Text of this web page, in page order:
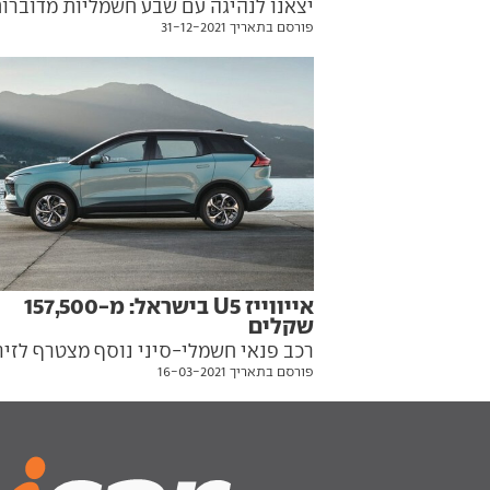
יצאנו לנהיגה עם שבע חשמליות
הגיעה הכי רחוק, וכמה הן הצליחו לנסוע
אחרי שהזהירו שאזלה הסוללה?
פורסם בתאריך 31-12-2021
אייווייז U5 בישראל: מ-157,500
שקלים
רכב פנאי חשמלי-סיני נוסף מצטרף
ק"מ ותג מחיר תחרותי
פורסם בתאריך 16-03-2021